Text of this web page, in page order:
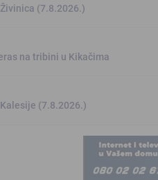
(7.8.2026.)
na tribini u Kikačima
(7.8.2026.)